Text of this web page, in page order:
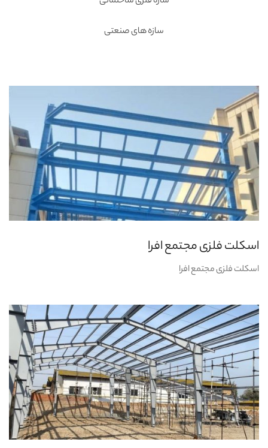
سازه های صنعتی
اسکلت فلزی مجتمع افرا
اسکلت فلزی مجتمع افرا